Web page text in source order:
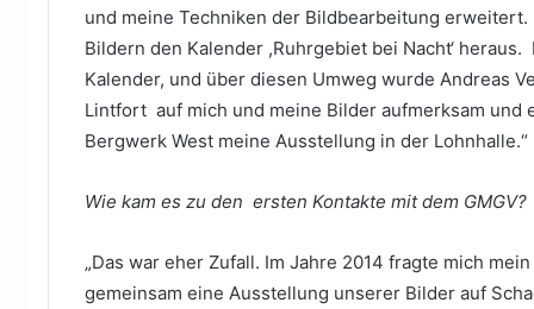
und meine Techniken der Bildbearbeitung
Bildern den Kalender ,Ruhrgebiet bei Nacht‘
Kalender, und über diesen Umweg wurde Andreas
Lintfort auf mich und meine Bilder aufmerksam und
Bergwerk West meine Ausstellung in der Lohnhalle.“
Wie kam es zu den ersten Kontakte mit dem GMGV?
„Das war eher Zufall. Im Jahre 2014 fragte mich
gemeinsam eine Ausstellung unserer Bilder auf